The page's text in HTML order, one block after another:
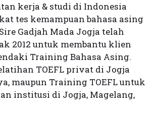
kerja & studi di Indonesia
tes kemampuan bahasa asing
Gadjah Mada Jogja telah
2012 untuk membantu klien
Training Bahasa Asing.
TOEFL privat di Jogja
maupun Training TOEFL untuk
institusi di Jogja, Magelang,